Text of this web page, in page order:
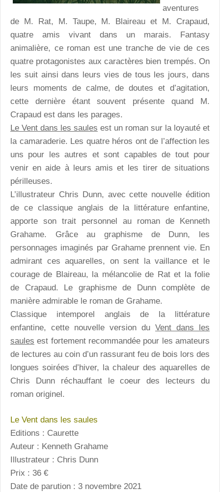
aventures
de M. Rat, M. Taupe, M. Blaireau et M. Crapaud,
quatre amis vivant dans un marais. Fantasy
animalière, ce roman est une tranche de vie de ces
quatre protagonistes aux caractères bien trempés. On
les suit ainsi dans leurs vies de tous les jours, dans
leurs moments de calme, de doutes et d’agitation,
cette dernière étant souvent présente quand M.
Crapaud est dans les parages.
Le Vent dans les saules est un roman sur la loyauté et
la camaraderie. Les quatre héros ont de l’affection les
uns pour les autres et sont capables de tout pour
venir en aide à leurs amis et les tirer de situations
périlleuses.
L’illustrateur Chris Dunn, avec cette nouvelle édition
de ce classique anglais de la littérature enfantine,
apporte son trait personnel au roman de Kenneth
Grahame. Grâce au graphisme de Dunn, les
personnages imaginés par Grahame prennent vie. En
admirant ces aquarelles, on sent la vaillance et le
courage de Blaireau, la mélancolie de Rat et la folie
de Crapaud. Le graphisme de Dunn complète de
manière admirable le roman de Grahame.
Classique intemporel anglais de la littérature
enfantine, cette nouvelle version du Vent dans les
saules est fortement recommandée pour les amateurs
de lectures au coin d’un rassurant feu de bois lors des
longues soirées d’hiver, la chaleur des aquarelles de
Chris Dunn réchauffant le coeur des lecteurs du
roman originel.
Le Vent dans les saules
Editions : Caurette
Auteur : Kenneth Grahame
Illustrateur : Chris Dunn
Prix : 36 €
Date de parution : 3 novembre 2021